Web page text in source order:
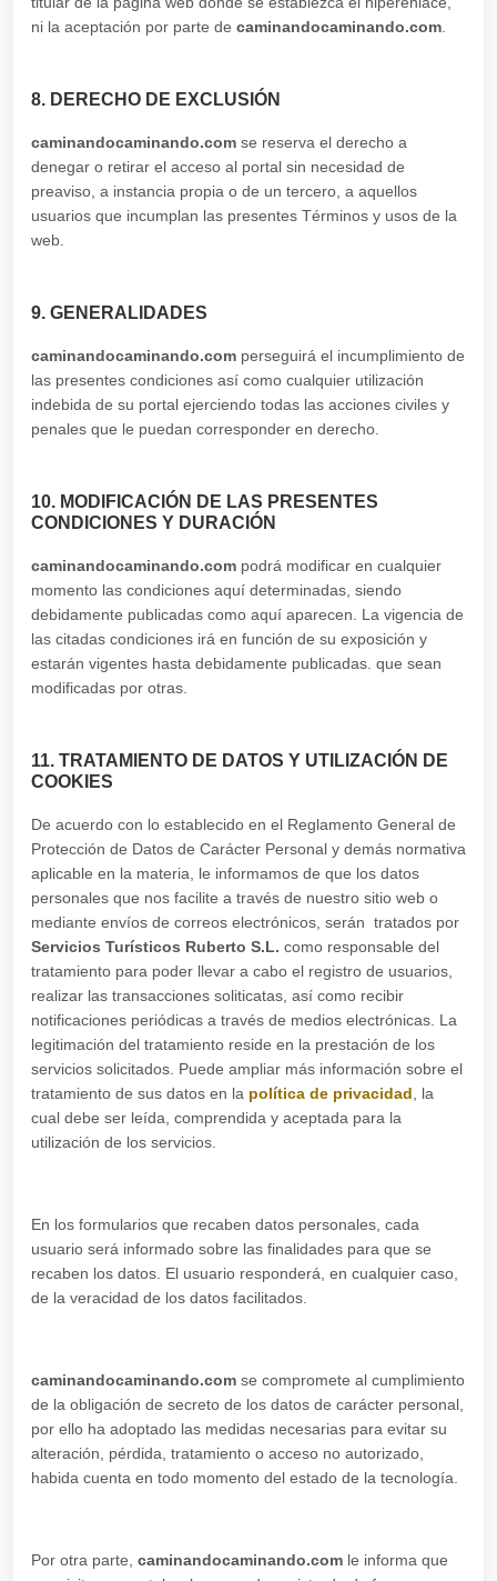
ni la aceptación por parte de caminandocaminando.com
8. DERECHO DE EXCLUSIÓN
caminandocaminando.com se reserva el derecho a
denegar o retirar el acceso al portal sin necesidad de
preaviso, a instancia propia o de un tercero, a aquellos
usuarios que incumplan las presentes Términos y usos de la
web.
9. GENERALIDADES
caminandocaminando.com perseguirá el incumplimiento de
las presentes condiciones así como cualquier utilización
indebida de su portal ejerciendo todas las acciones civiles y
penales que le puedan corresponder en derecho.
10. MODIFICACIÓN DE LAS PRESENTES
CONDICIONES Y DURACIÓN
caminandocaminando.com podrá modificar en cualquier
momento las condiciones aquí determinadas, siendo
debidamente publicadas como aquí aparecen. La vigencia de
las citadas condiciones irá en función de su exposición y
estarán vigentes hasta debidamente publicadas. que sean
modificadas por otras.
11. TRATAMIENTO DE DATOS Y UTILIZACIÓN DE
COOKIES
De acuerdo con lo establecido en el Reglamento General de
Protección de Datos de Carácter Personal y demás normativa
aplicable en la materia, le informamos de que los datos
personales que nos facilite a través de nuestro sitio web o
mediante envíos de correos electrónicos, serán tratados por
Servicios Turísticos Ruberto S.L. como responsable del
tratamiento para poder llevar a cabo el registro de usuarios,
realizar las transacciones soliticatas, así como recibir
notificaciones periódicas a través de medios electrónicas. La
legitimación del tratamiento reside en la prestación de los
servicios solicitados. Puede ampliar más información sobre el
tratamiento de sus datos en la política de privacidad , la
cual debe ser leída, comprendida y aceptada para la
utilización de los servicios.
En los formularios que recaben datos personales, cada
usuario será informado sobre las finalidades para que se
recaben los datos. El usuario responderá, en cualquier caso,
de la veracidad de los datos facilitados.
caminandocaminando.com se compromete al cumplimiento
de la obligación de secreto de los datos de carácter personal,
por ello ha adoptado las medidas necesarias para evitar su
alteración, pérdida, tratamiento o acceso no autorizado,
habida cuenta en todo momento del estado de la tecnología.
Por otra parte, caminandocaminando.com le informa que